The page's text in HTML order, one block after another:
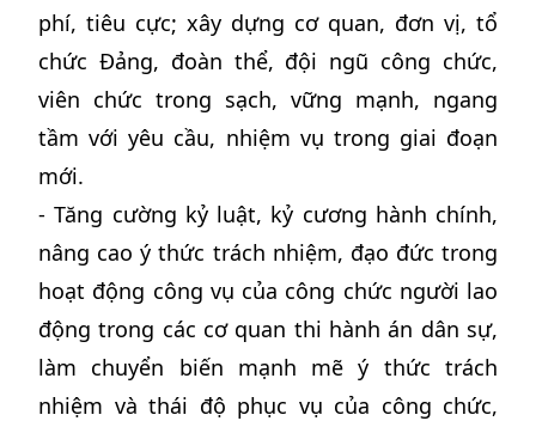
phí, tiêu cực; xây dựng cơ quan, đơn vị, tổ
chức Đảng, đoàn thể, đội ngũ công chức,
viên chức trong sạch, vững mạnh, ngang
tầm với yêu cầu, nhiệm vụ trong giai đoạn
mới.
- Tăng cường kỷ luật, kỷ cương hành chính,
nâng cao ý thức trách nhiệm, đạo đức trong
hoạt động công vụ của công chức người lao
động trong các cơ quan thi hành án dân sự,
làm chuyển biến mạnh mẽ ý thức trách
nhiệm và thái độ phục vụ của công chức,